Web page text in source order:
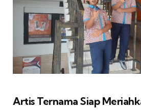
Artis Ternama Siap